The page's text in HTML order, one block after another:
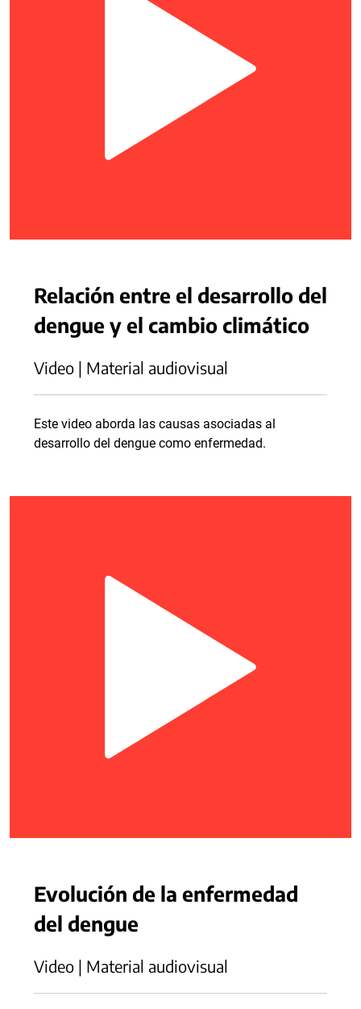
Relación entre el desarrollo del
dengue y el cambio climático
Video | Material audiovisual
Este video aborda las causas asociadas al
desarrollo del dengue como enfermedad.
Evolución de la enfermedad
del dengue
Video | Material audiovisual